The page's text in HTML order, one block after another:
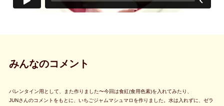
みんなのコメント
バレンタイン用として、また作りました〜今回は食紅(食用色素)を入れてみたり、
JUNさんのコメントをもとに、いちごジャムマシュマロを作りました。水は入れずに、ゼラ